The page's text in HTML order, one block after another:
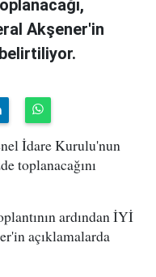
Akşener'in
İdare Kurulu'nun
toplanacağını
ardından İYİ
açıklamalarda